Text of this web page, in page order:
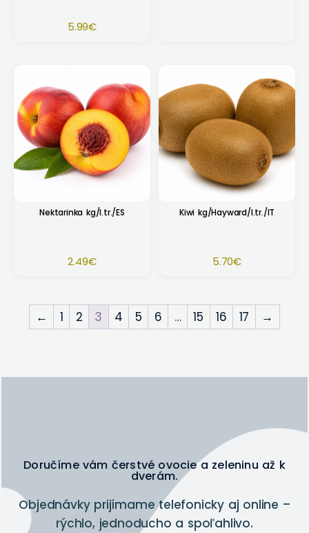
5.99€
Nektarinka kg/I.tr./ES
2.49€
Kiwi kg/Hayward/I.tr./IT
5.70€
← 1 2 3 4 5 6 … 15 16 17 →
Doručíme vám čerstvé ovocie a zeleninu až k
dverám.
Objednávky prijímame telefonicky aj online –
rýchlo, jednoducho a spoľahlivo.